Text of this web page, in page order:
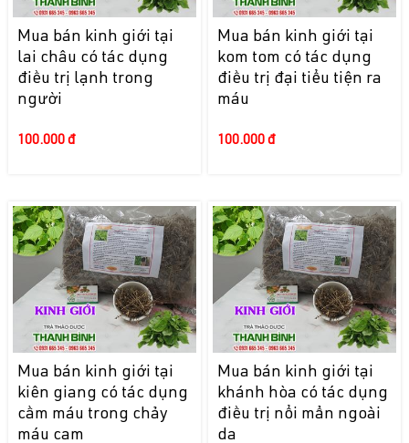
Mua bán kinh giới tại
lai châu có tác dụng
điều trị lạnh trong
người
100.000 đ
Mua bán kinh giới tại
kom tom có tác dụng
điều trị đại tiểu tiện ra
máu
100.000 đ
Mua bán kinh giới tại
kiên giang có tác dụng
cầm máu trong chảy
máu cam
Mua bán kinh giới tại
khánh hòa có tác dụng
điều trị nổi mẩn ngoài
da